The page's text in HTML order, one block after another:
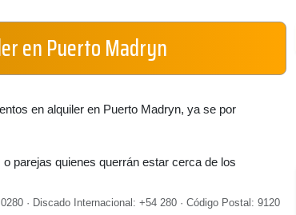
en Puerto Madryn
en alquiler en Puerto Madryn, ya se por
parejas quienes querrán estar cerca de los
· Discado Internacional: +54 280 · Código Postal: 9120